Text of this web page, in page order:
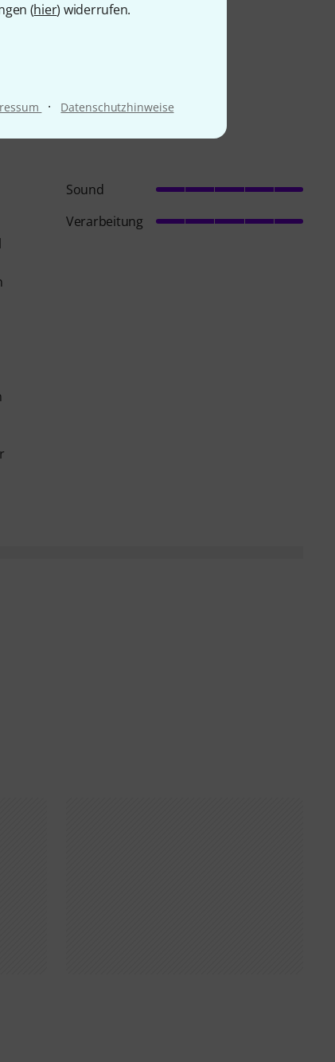
(hier) widerrufen.
· Datenschutzhinweise
Sound
Verarbeitung